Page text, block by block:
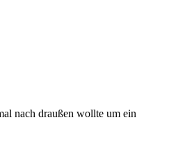
nach draußen wollte um ein